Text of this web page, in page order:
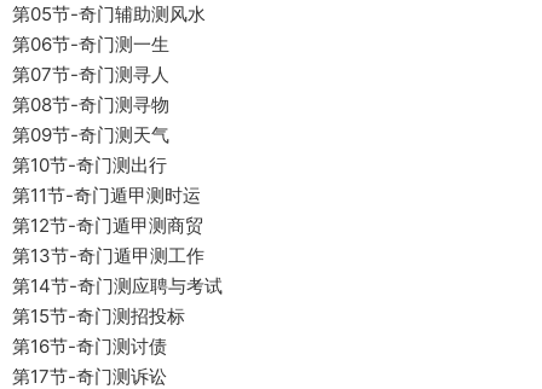
第05节-奇门辅助测风水
第06节-奇门测一生
第07节-奇门测寻人
第08节-奇门测寻物
第09节-奇门测天气
第10节-奇门测出行
第11节-奇门遁甲测时运
第12节-奇门遁甲测商贸
第13节-奇门遁甲测工作
第14节-奇门测应聘与考试
第15节-奇门测招投标
第16节-奇门测讨债
第17节-奇门测诉讼